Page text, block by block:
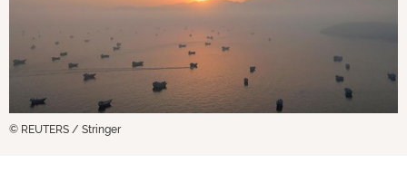
© REUTERS / Stringer